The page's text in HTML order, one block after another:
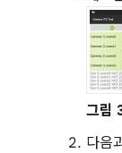
그림
다음